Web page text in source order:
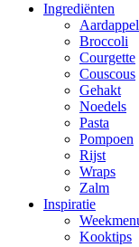
Ingrediënten
Aardappel
Broccoli
Courgette
Couscous
Gehakt
Noedels
Pasta
Pompoen
Rijst
Wraps
Zalm
Inspiratie
Kooktips